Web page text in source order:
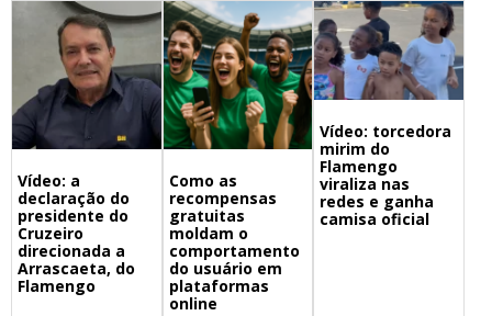
Vídeo: a
declaração do
presidente do
Cruzeiro
direcionada a
Arrascaeta, do
Flamengo
Como as
recompensas
gratuitas
moldam o
comportamento
do usuário em
plataformas
online
Vídeo: torcedora
mirim do
Flamengo
viraliza nas
redes e ganha
camisa oficial